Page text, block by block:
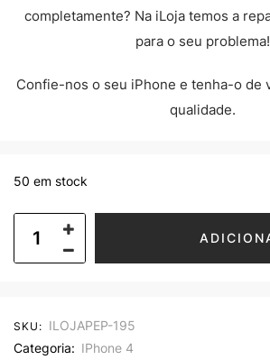
completamente? Na iLoja temos a
para o seu problema!
Confie-nos o seu iPhone e tenha-o de
qualidade.
50 em stock
SKU: ILOJAPEP-195
Categoria: IPhone 4